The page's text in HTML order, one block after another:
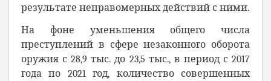
результате неправомерных действий с ними.
На фоне уменьшения общего числа
преступлений в сфере незаконного оборота
оружия с 28,9 тыс. до 23,5 тыс., в период с 2017
года по 2021 год, количество совершенных